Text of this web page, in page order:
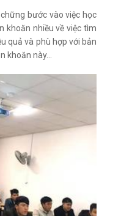
bước vào việc học
khoăn nhiều về việc tìm
quả và phù hợp với bản
này...